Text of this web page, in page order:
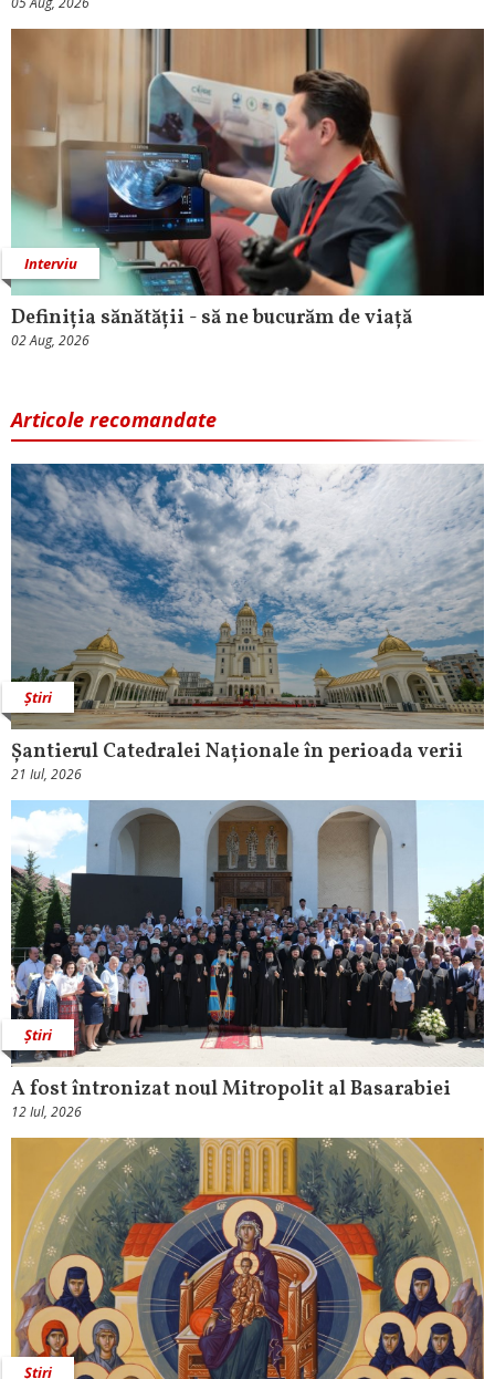
Interviu
Definiția sănătății - să ne bucurăm de viață
02 Aug, 2026
Articole recomandate
Știri
Șantierul Catedralei Naționale în perioada verii
21 Iul, 2026
Știri
A fost întronizat noul Mitropolit al Basarabiei
12 Iul, 2026
Știri